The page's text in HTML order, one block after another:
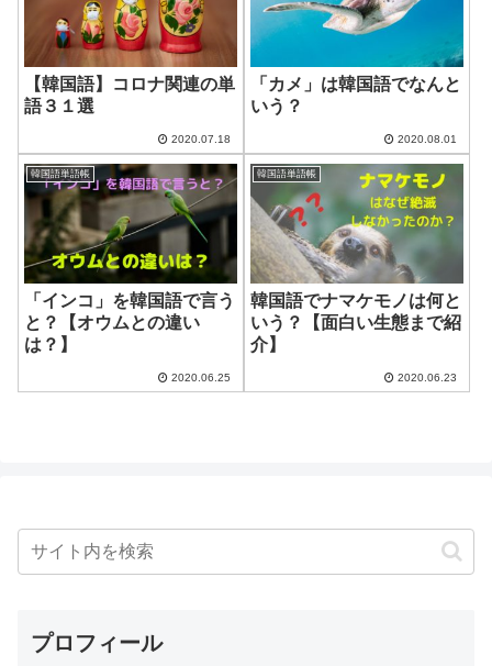
【韓国語】コロナ関連の単
語３１選
2020.07.18
「カメ」は韓国語でなんと
いう？
2020.08.01
韓国語単語帳
「インコ」を韓国語で言う
と？【オウムとの違い
は？】
2020.06.25
韓国語単語帳
韓国語でナマケモノは何と
いう？【面白い生態まで紹
介】
2020.06.23
プロフィール